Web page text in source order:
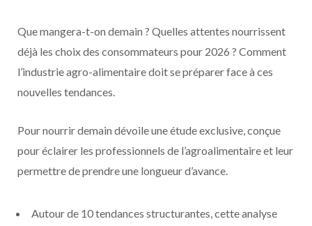
Que mangera-t-on demain ? Quelles attentes nourrissent
déjà les choix des consommateurs pour 2026 ? Comment
l’industrie agro-alimentaire doit se préparer face à ces
nouvelles tendances.
Pour nourrir demain dévoile une étude exclusive, conçue
pour éclairer les professionnels de l’agroalimentaire et leur
permettre de prendre une longueur d’avance.
Autour de 10 tendances structurantes, cette analyse